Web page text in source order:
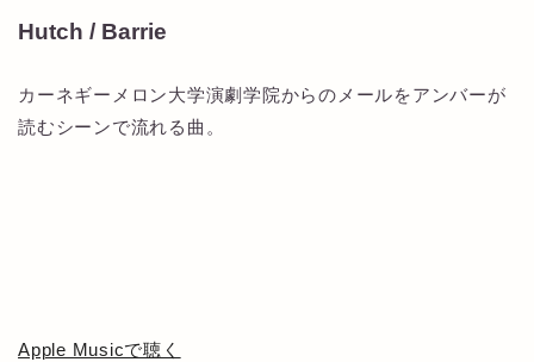
Hutch / Barrie
カーネギーメロン大学演劇学院からのメールをアンバーが
読むシーンで流れる曲。
Apple Musicで聴く